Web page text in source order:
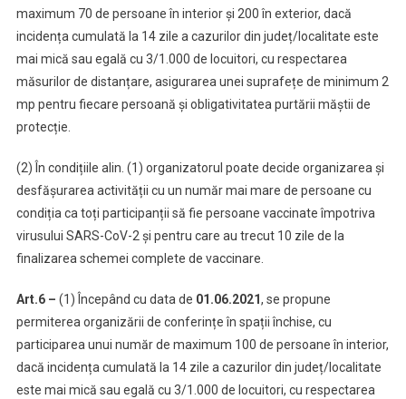
maximum 70 de persoane în interior și 200 în exterior, dacă
incidența cumulată la 14 zile a cazurilor din județ/localitate este
mai mică sau egală cu 3/1.000 de locuitori, cu respectarea
măsurilor de distanțare, asigurarea unei suprafețe de minimum 2
mp pentru fiecare persoană și obligativitatea purtării măștii de
protecție.
(2) În condițiile alin. (1) organizatorul poate decide organizarea și
desfășurarea activității cu un număr mai mare de persoane cu
condiția ca toți participanții să fie persoane vaccinate împotriva
virusului SARS-CoV-2 și pentru care au trecut 10 zile de la
finalizarea schemei complete de vaccinare.
Art.6 – (1) Începând cu data de 01.06.2021, se propune
permiterea organizării de conferințe în spații închise, cu
participarea unui număr de maximum 100 de persoane în interior,
dacă incidența cumulată la 14 zile a cazurilor din județ/localitate
este mai mică sau egală cu 3/1.000 de locuitori, cu respectarea